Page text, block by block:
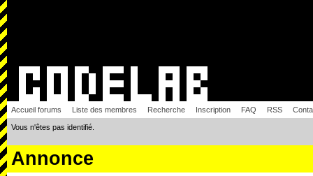
Accueil forums Liste des membres Recherche Inscription FAQ RSS
Vous n'êtes pas identifié.
Annonce